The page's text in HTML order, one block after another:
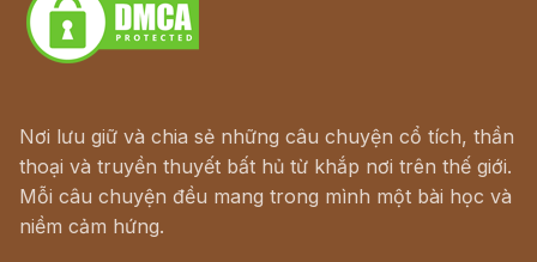
Nơi lưu giữ và chia sẻ những câu chuyện cổ tích, thần
thoại và truyền thuyết bất hủ từ khắp nơi trên thế giới.
Mỗi câu chuyện đều mang trong mình một bài học và
niềm cảm hứng.